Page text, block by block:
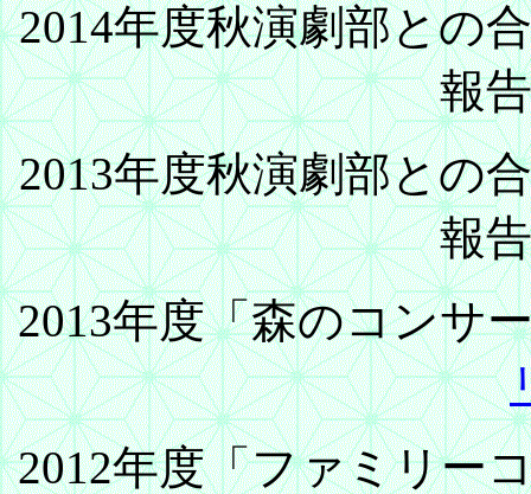
2014年度秋演劇部との
報
2013年度秋演劇部との
報
2013年度「森のコンサ
2012年度「ファミリー